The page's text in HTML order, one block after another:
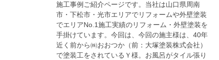
施工事例ご紹介ページです。当社は山口県周南
市・下松市・光市エリアでリフォームや外壁塗装
でエリアNo.1施工実績のリフォーム・外壁塗装を
手掛けています。今回は、今回の施主様は、40年
近く前から㈱おおつか（前：大塚塗装株式会社）
で塗装工をされているＹ様。お風呂がタイル張り